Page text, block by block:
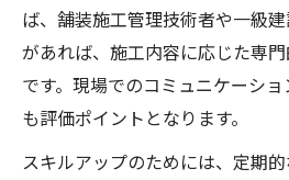
ば、舗装施工管理技術者や一級
があれば、施工内容に応じた専
です。現場でのコミュニケーシ
も評価ポイントとなります。
スキルアップのためには、定期